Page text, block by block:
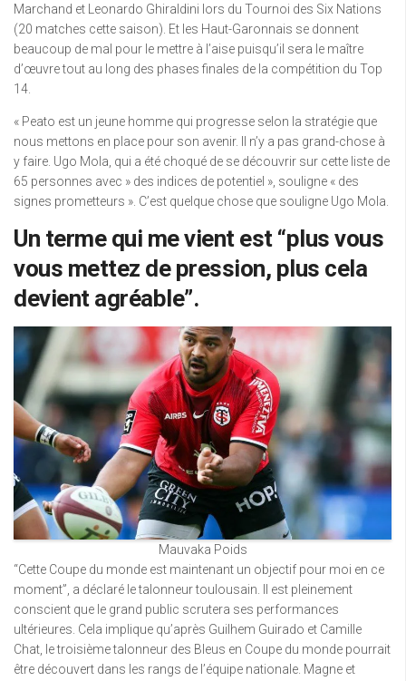
Marchand et Leonardo Ghiraldini lors du Tournoi des Six Nations
(20 matches cette saison). Et les Haut-Garonnais se donnent
beaucoup de mal pour le mettre à l’aise puisqu’il sera le maître
d’œuvre tout au long des phases finales de la compétition du Top
14.
« Peato est un jeune homme qui progresse selon la stratégie que
nous mettons en place pour son avenir. Il n’y a pas grand-chose à
y faire. Ugo Mola, qui a été choqué de se découvrir sur cette liste de
65 personnes avec » des indices de potentiel », souligne « des
signes prometteurs ». C’est quelque chose que souligne Ugo Mola.
Un terme qui me vient est “plus vous
vous mettez de pression, plus cela
devient agréable”.
Mauvaka Poids
“Cette Coupe du monde est maintenant un objectif pour moi en ce
moment”, a déclaré le talonneur toulousain. Il est pleinement
conscient que le grand public scrutera ses performances
ultérieures. Cela implique qu’après Guilhem Guirado et Camille
Chat, le troisième talonneur des Bleus en Coupe du monde pourrait
être découvert dans les rangs de l’équipe nationale. Magne et